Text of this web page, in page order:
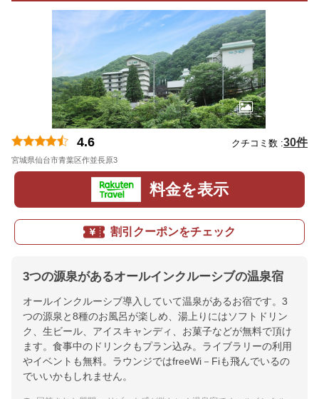
4.6 クチコミ数 :30件
宮城県仙台市青葉区作並長原3
料金を表示
割引クーポンをチェック
3つの源泉があるオールインクルーシブの温泉宿
オールインクルーシブ導入していて温泉があるお宿です。3
つの源泉と8種のお風呂が楽しめ、湯上りにはソフトドリン
ク、生ビール、アイスキャンディ、お菓子などが無料で頂け
ます。食事中のドリンクもプラン込み。ライブラリーの利用
やイベントも無料。ラウンジではfreeWi－Fiも飛んでいるの
でいいかもしれません。